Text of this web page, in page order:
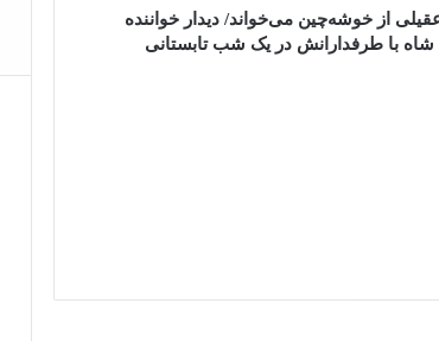
از خوشه‌چین می‌خواند/ دیدار خواننده
با طرفدارانش در یک شب تابستانی